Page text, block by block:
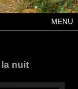
MENU
la nuit